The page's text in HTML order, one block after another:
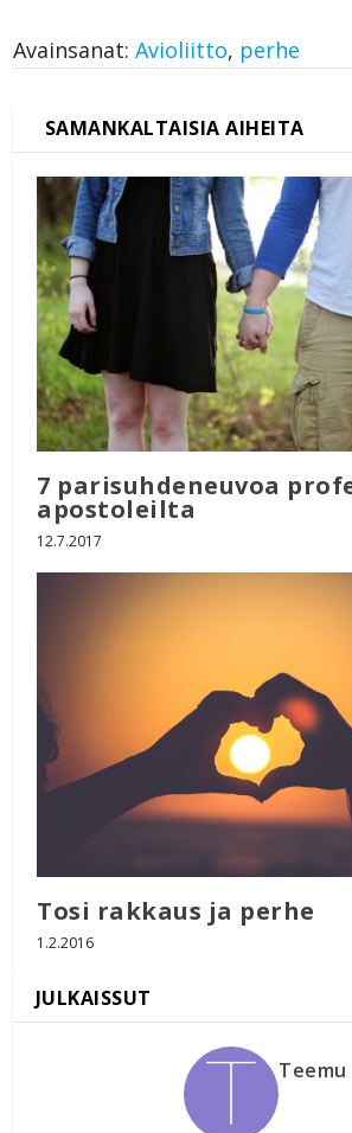
Avainsanat:Avioliitto, perhe
7 parisuhdeneuvoa
apostoleilta
12.7.2017
Tosi rakkaus ja perhe
1.2.2016
Teemu